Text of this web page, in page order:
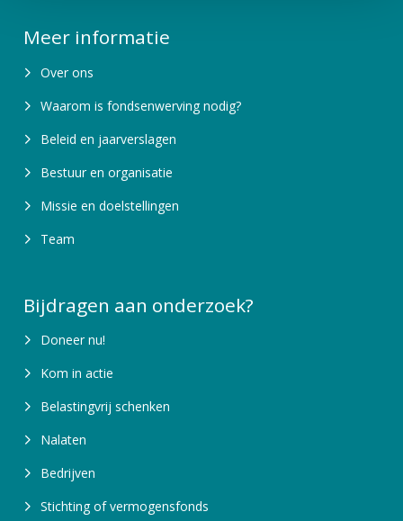
Meer informatie
Over ons
Waarom is fondsenwerving nodig?
Beleid en jaarverslagen
Bestuur en organisatie
Missie en doelstellingen
Team
Bijdragen aan onderzoek?
Doneer nu!
Kom in actie
Belastingvrij schenken
Nalaten
Bedrijven
Stichting of vermogensfonds